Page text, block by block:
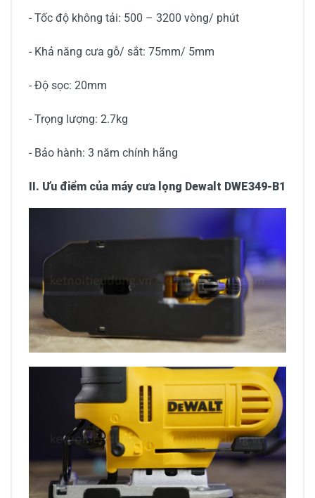
- Tốc độ không tải: 500 – 3200 vòng/ phút
- Khả năng cưa gỗ/ sắt: 75mm/ 5mm
- Độ sọc: 20mm
- Trọng lượng: 2.7kg
- Bảo hành: 3 năm chính hãng
II. Ưu điểm của máy cưa lọng Dewalt DWE349-B1